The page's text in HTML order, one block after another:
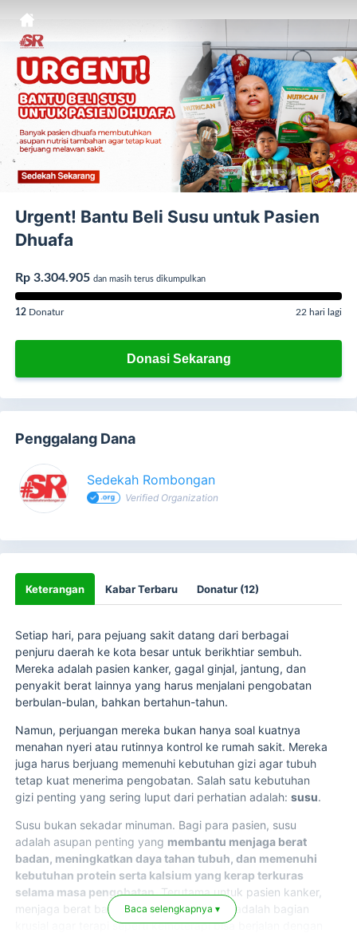
Urgent! Bantu Beli Susu untuk Pasien
Dhuafa
Rp 3.304.905 dan masih terus dikumpulkan
12 Donatur 22 hari lagi
Donasi Sekarang
Penggalang Dana
Sedekah Rombongan
Verified Organization
Keterangan Kabar Terbaru Donatur (12)
Setiap hari, para pejuang sakit datang dari berbagai
penjuru daerah ke kota besar untuk berikhtiar sembuh.
Mereka adalah pasien kanker, gagal ginjal, jantung, dan
penyakit berat lainnya yang harus menjalani pengobatan
berbulan-bulan, bahkan bertahun-tahun.
Namun, perjuangan mereka bukan hanya soal kuatnya
menahan nyeri atau rutinnya kontrol ke rumah sakit. Mereka
juga harus berjuang memenuhi kebutuhan gizi agar tubuh
tetap kuat menerima pengobatan. Salah satu kebutuhan
gizi penting yang sering luput dari perhatian adalah:susu.
Susu bukan sekadar minuman. Bagi para pasien, susu
adalah asupan penting yang membantu menjaga berat
badan, meningkatkan daya tahan tubuh, dan memenuhi
kebutuhan protein serta kalsium yang kerap terkuras
selama masa pengobatan.Terutama untuk pasien kanker,
menjaga berat badan dan asupan protein adalah bagian
krusial agar terapi seperti kemoterapi bisa berjalan dengan
Baca selengkapnya ▾